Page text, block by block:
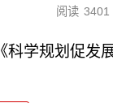
阅读 3401
《科学规划促发